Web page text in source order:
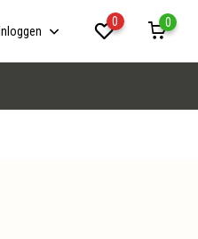
Inloggen
0
0